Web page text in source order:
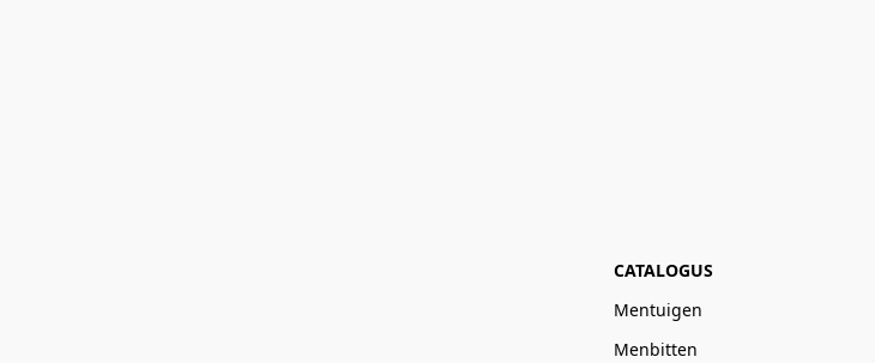
CATALOGUS
Mentuigen
Menbitten